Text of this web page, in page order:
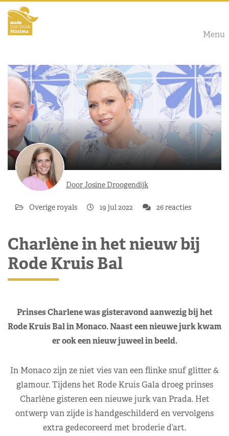
Menu
Door Josine Droogendijk
Overige royals 19 jul 2022 26 reacties
Charlène in het nieuw bij
Rode Kruis Bal
Prinses Charlene was gisteravond aanwezig bij het
Rode Kruis Bal in Monaco. Naast een nieuwe jurk kwam
er ook een nieuw juweel in beeld.
In Monaco zijn ze niet vies van een flinke snuf glitter &
glamour. Tijdens het Rode Kruis Gala droeg prinses
Charlène gisteren een nieuwe jurk van Prada. Het
ontwerp van zijde is handgeschilderd en vervolgens
extra gedecoreerd met broderie d’art.